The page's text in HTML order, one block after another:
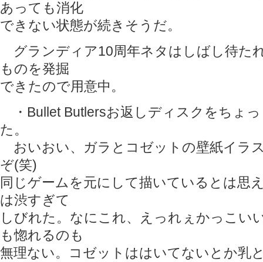
あっても消化
できない状態が続きそうだ。
グランディア10周年ネタはしばし待た
ものを発掘
できたので用意中。
・Bullet Butlersお返しディスクをちょ
た。
おいおい、ガラとコゼットの壁紙イラ
ぞ(笑)
同じゲームを元にして描いているとは思
は渋すぎて
しびれた。なにこれ、えっれぇかっこい
も惚れるのも
無理ない。コゼットははいてないとか乳